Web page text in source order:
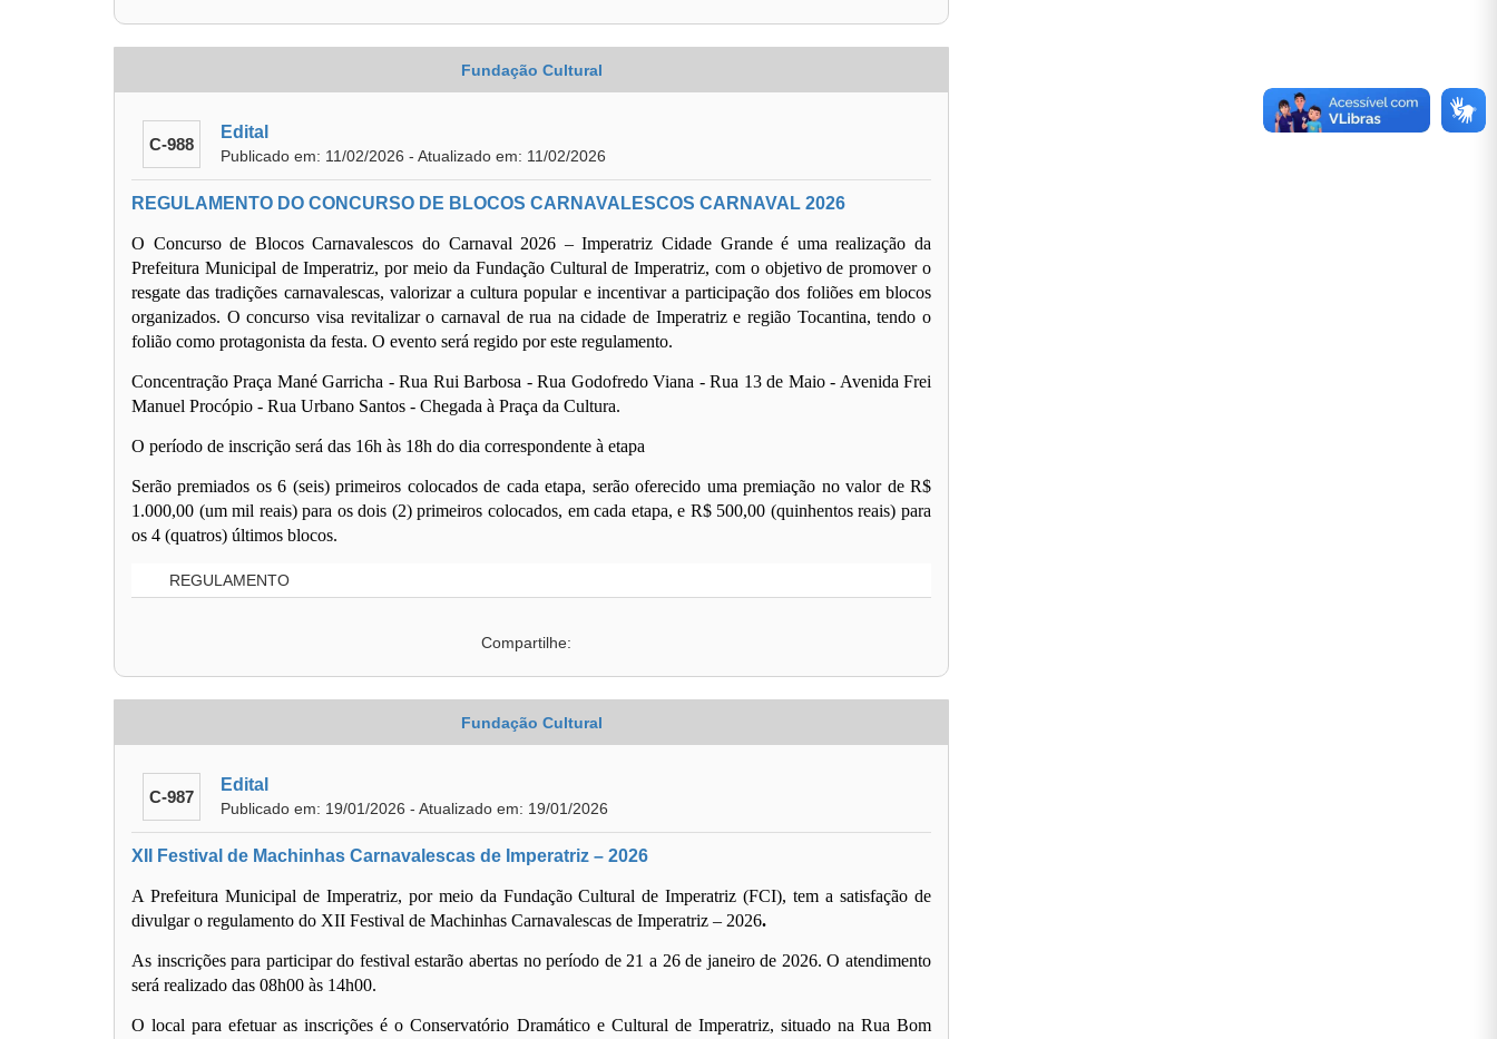
Fundação Cultural
C-988
Edital
Publicado em: 11/02/2026 - Atualizado em: 11/02/2026
REGULAMENTO DO CONCURSO DE BLOCOS CARNAVALESCOS CARNAVAL 2026
O Concurso de Blocos Carnavalescos do Carnaval 2026 – Imperatriz Cidade Grande é uma realização da
Prefeitura Municipal de Imperatriz, por meio da Fundação Cultural de Imperatriz, com o objetivo de promover o
resgate das tradições carnavalescas, valorizar a cultura popular e incentivar a participação dos foliões em blocos
organizados. O concurso visa revitalizar o carnaval de rua na cidade de Imperatriz e região Tocantina, tendo o
folião como protagonista da festa. O evento será regido por este regulamento.
Concentração Praça Mané Garricha - Rua Rui Barbosa - Rua Godofredo Viana - Rua 13 de Maio - Avenida Frei
Manuel Procópio - Rua Urbano Santos - Chegada à Praça da Cultura.
O período de inscrição será das 16h às 18h do dia correspondente à etapa
Serão premiados os 6 (seis) primeiros colocados de cada etapa, serão oferecido uma premiação no valor de R$
1.000,00 (um mil reais) para os dois (2) primeiros colocados, em cada etapa, e R$ 500,00 (quinhentos reais) para
os 4 (quatros) últimos blocos.
REGULAMENTO
Compartilhe:
Fundação Cultural
C-987
Edital
Publicado em: 19/01/2026 - Atualizado em: 19/01/2026
XII Festival de Machinhas Carnavalescas de Imperatriz – 2026
A Prefeitura Municipal de Imperatriz, por meio da Fundação Cultural de Imperatriz (FCI), tem a satisfação de
divulgar o regulamento do XII Festival de Machinhas Carnavalescas de Imperatriz – 2026.
As inscrições para participar do festivalestarão abertas no período de 21 a 26 de janeiro de 2026. O atendimento
será realizado das 08h00 às 14h00.
O local para efetuar as inscrições é oConservatório Dramático e Cultural de Imperatriz, situado na Rua Bom